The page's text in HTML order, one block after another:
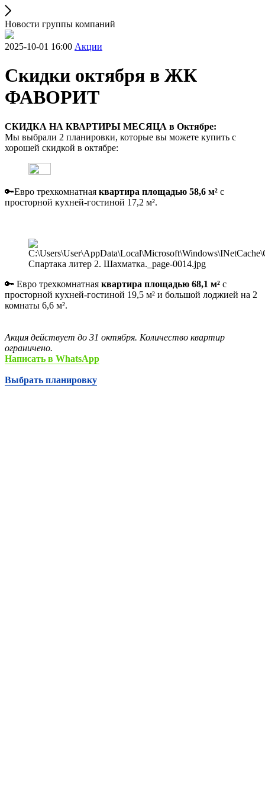
Новости группы компаний
2025-10-01 16:00 Акции
Скидки октября в ЖК
ФАВОРИТ
СКИДКА НА КВАРТИРЫ МЕСЯЦА в Октябре:
Мы выбрали 2 планировки, которые вы можете купить с
хорошей скидкой в октябре:
🔑Евро трехкомнатная квартира площадью 58,6 м² с
просторной кухней-гостиной 17,2 м².
🔑 Евро трехкомнатная квартира площадью 68,1 м² с
просторной кухней-гостиной 19,5 м² и большой лоджией на 2
комнаты 6,6 м².
Акция действует до 31 октября. Количество квартир
ограничено.
Написать в WhatsApp
Выбрать планировку